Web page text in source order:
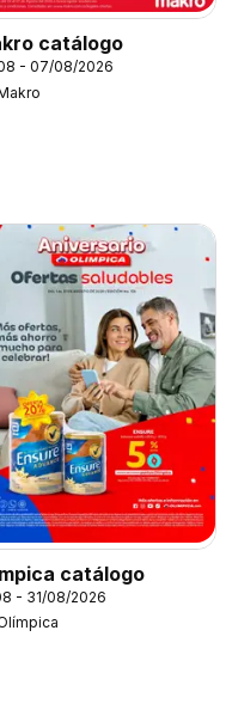
catálogo
- 07/08/2026
catálogo
- 31/08/2026